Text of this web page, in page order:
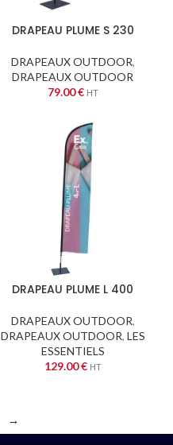
DRAPEAU PLUME S 230
DRAPEAUX OUTDOOR,
DRAPEAUX OUTDOOR
79.00€ HT
DRAPEAU PLUME L 400
DRAPEAUX OUTDOOR,
DRAPEAUX OUTDOOR, LES
ESSENTIELS
129.00€ HT
→